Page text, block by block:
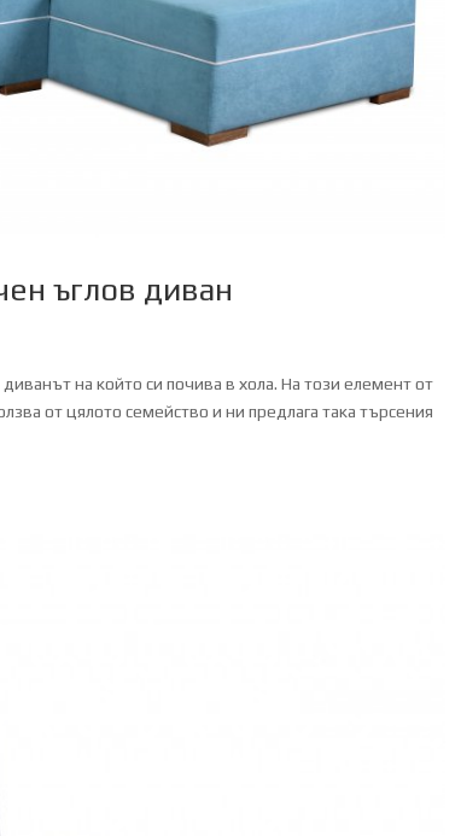
ъглов диван
на който си почива в хола. На този елемент от
от цялото семейство и ни предлага така търсения